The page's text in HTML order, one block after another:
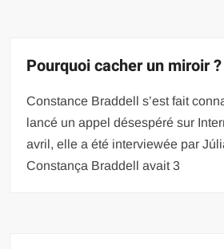
Pourquoi cacher un miroir ?
Constance Braddell s’est fait
lancé un appel désespéré sur
avril, elle a été interviewée par
Constança Braddell avait 3